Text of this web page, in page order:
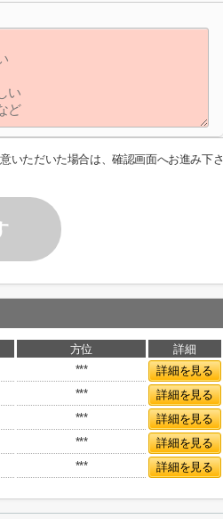
いただいた場合は、確認画面へお進み下さ
方位
詳細
***
詳細を見る
***
詳細を見る
***
詳細を見る
***
詳細を見る
*** 詳細を見る